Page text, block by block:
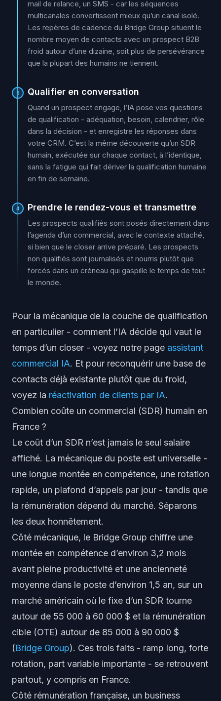
mail de relance, un SMS - car les séquences
multicanales convertissent mieux qu’un canal isolé.
Les repères de cadence du Bridge Group situent le
nombre moyen de contacts avec un prospect B2B
froid autour d’une dizaine, soit plus de persévérance
que la plupart des humains ne tiennent.
3 Qualifier en conversation
Quand un prospect engage, l’IA pose vos questions
de qualification - adéquation, besoin, calendrier, rôle
dans la décision - et enregistre les réponses dans
votre CRM. C’est la même découverte qu’un SDR
humain, exécutée sur chaque contact, à l’identique,
sans la fatigue qui fait dériver la qualification humaine
en fin de semaine.
4 Prendre le rendez-vous et transmettre
Les prospects qualifiés sont posés directement dans
l’agenda d’un commercial, avec le contexte attaché,
si bien que le closer arrive préparé. Les prospects
non qualifiés sont journalisés et nourris plutôt que
forcés dans un créneau qui gaspille le temps de tout
le monde.
Pour la mécanique de la couche de qualification
en particulier - comment l’IA décide qui vaut le
temps d’un closer - voyez notre page assistant
commercial IA. Et pour reconquérir une base de
contacts déjà existante plutôt que du froid,
voyez la réactivation de clients par IA.
Combien coûte un commercial (SDR) humain en
France ?
Le coût d’un SDR n’est jamais le seul salaire
affiché. La mécanique du poste est universelle -
une longue montée en compétence, une rotation
rapide, un plafond d’appels par jour - tandis que
la rémunération dépend du marché. Séparons
les deux honnêtement.
Côté mécanique, le Bridge Group chiffre une
montée en compétence d’environ 3,2 mois
avant pleine productivité et une ancienneté
moyenne dans le poste d’environ 1,5 an, sur un
marché américain où le fixe d’un SDR tourne
autour de 55 000 à 60 000 $ et la rémunération
cible (OTE) autour de 85 000 à 90 000 $
(Bridge Group). Ces trois faits - ramp long, forte
rotation, part variable importante - se retrouvent
partout, y compris en France.
Côté rémunération française, un business